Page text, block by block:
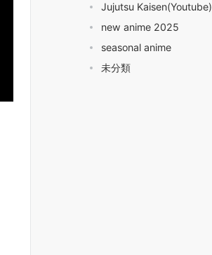
Jujutsu Kaisen(Youtube)
new anime 2025
seasonal anime
未分類